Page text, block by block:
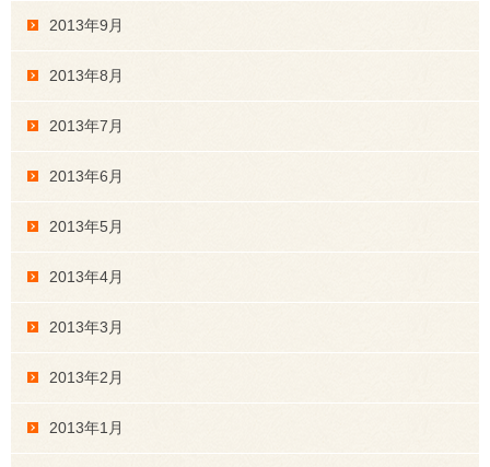
2013年9月
2013年8月
2013年7月
2013年6月
2013年5月
2013年4月
2013年3月
2013年2月
2013年1月